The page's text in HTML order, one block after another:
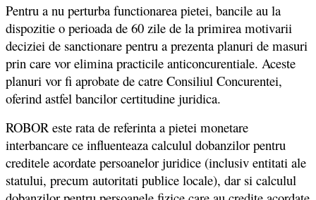
Pentru a nu perturba functionarea pietei, bancile au la
dispozitie o perioada de 60 zile de la primirea motivarii
deciziei de sanctionare pentru a prezenta planuri de masuri
prin care vor elimina practicile anticoncurentiale. Aceste
planuri vor fi aprobate de catre Consiliul Concurentei,
oferind astfel bancilor certitudine juridica.
ROBOR este rata de referinta a pietei monetare
interbancare ce influenteaza calculul dobanzilor pentru
creditele acordate persoanelor juridice (inclusiv entitati ale
statului, precum autoritati publice locale), dar si calculul